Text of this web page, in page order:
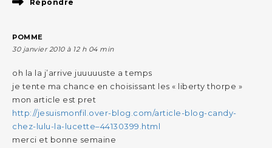
Répondre
POMME
30 janvier 2010 à 12 h 04 min
oh la la j’arrive juuuuuste a temps
je tente ma chance en choisissant les « liberty thorpe »
mon article est pret
http://jesuismonfil.over-blog.com/article-blog-candy-
chez-lulu-la-lucette–44130399.html
merci et bonne semaine